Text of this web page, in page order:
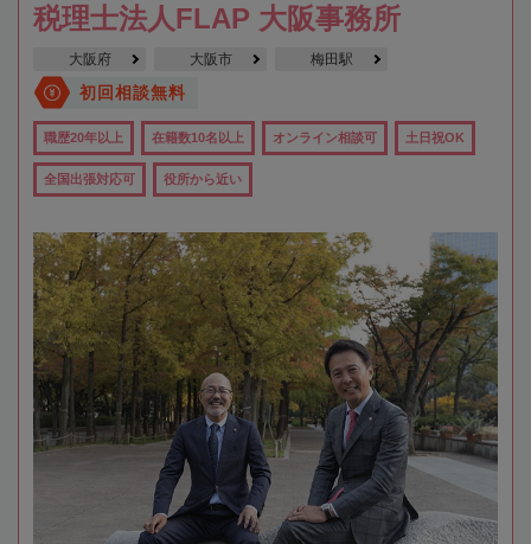
税理士法人FLAP 大阪事務所
大阪府 大阪市 梅田駅
初回相談無料
職歴20年以上 在籍数10名以上 オンライン相談可 土日祝OK
全国出張対応可 役所から近い